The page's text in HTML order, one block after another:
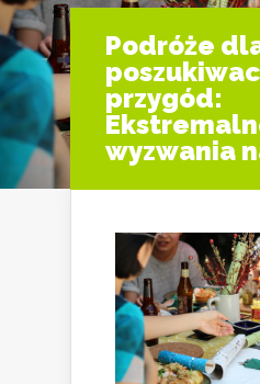
Podróże
przygód:
wyzwania